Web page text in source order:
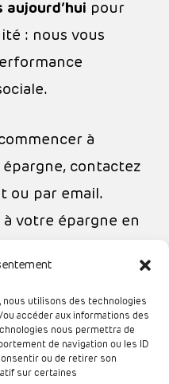
nous utilisons des technologies
accéder aux informations des
nous permettra de
de navigation ou les ID
ou de retirer son
sur certaines
aujourd’hui pour
: nous vous
à
contactez
ou par email.
votre épargne en